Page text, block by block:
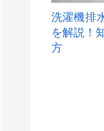
洗濯機排
を解説！
方